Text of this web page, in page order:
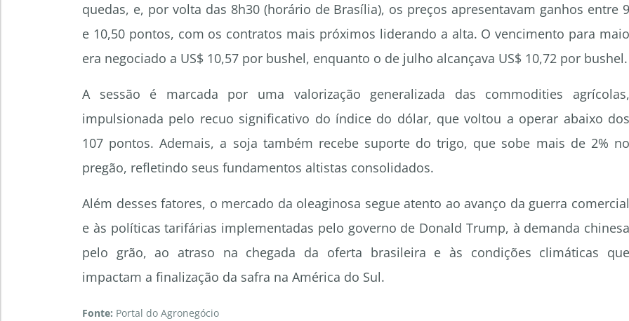
quedas, e, por volta das 8h30 (horário de Brasília), os preços apresentavam ganhos entre 9
e 10,50 pontos, com os contratos mais próximos liderando a alta. O vencimento para maio
era negociado a US$ 10,57 por bushel, enquanto o de julho alcançava US$ 10,72 por bushel.
A sessão é marcada por uma valorização generalizada das commodities agrícolas,
impulsionada pelo recuo significativo do índice do dólar, que voltou a operar abaixo dos
107 pontos. Ademais, a soja também recebe suporte do trigo, que sobe mais de 2% no
pregão, refletindo seus fundamentos altistas consolidados.
Além desses fatores, o mercado da oleaginosa segue atento ao avanço da guerra comercial
e às políticas tarifárias implementadas pelo governo de Donald Trump, à demanda chinesa
pelo grão, ao atraso na chegada da oferta brasileira e às condições climáticas que
impactam a finalização da safra na América do Sul.
Fonte: Portal do Agronegócio